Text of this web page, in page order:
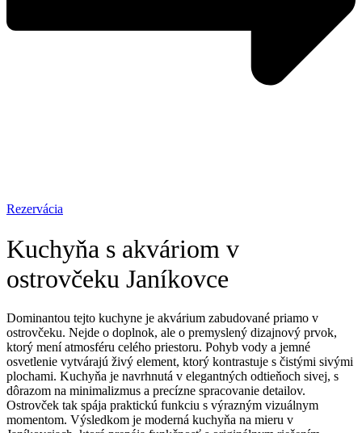
Rezervácia
Kuchyňa s akváriom v
ostrovčeku Janíkovce
Dominantou tejto kuchyne je akvárium zabudované priamo v
ostrovčeku. Nejde o doplnok, ale o premyslený dizajnový prvok,
ktorý mení atmosféru celého priestoru. Pohyb vody a jemné
osvetlenie vytvárajú živý element, ktorý kontrastuje s čistými sivými
plochami. Kuchyňa je navrhnutá v elegantných odtieňoch sivej, s
dôrazom na minimalizmus a precízne spracovanie detailov.
Ostrovček tak spája praktickú funkciu s výrazným vizuálnym
momentom. Výsledkom je moderná kuchyňa na mieru v